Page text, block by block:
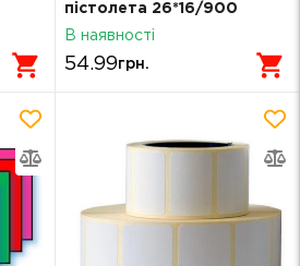
пістолета 26*16/900
помаранчева
В наявності
54.99грн.